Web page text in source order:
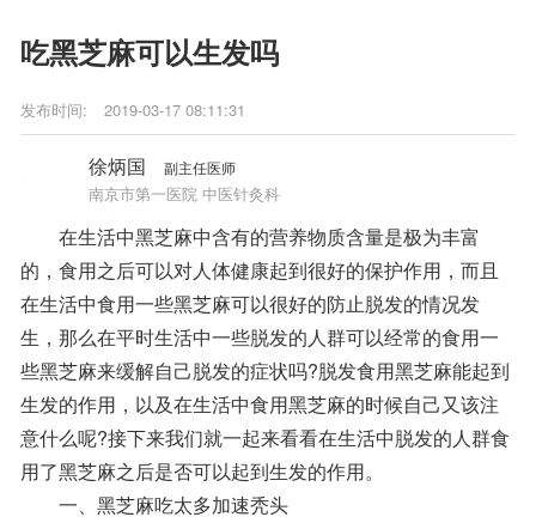
吃黑芝麻可以生发吗
发布时间: 2019-03-17 08:11:31
徐炳国 副主任医师
南京市第一医院 中医针灸科
在生活中黑芝麻中含有的营养物质含量是极为丰富
的，食用之后可以对人体健康起到很好的保护作用，而且
在生活中食用一些黑芝麻可以很好的防止脱发的情况发
生，那么在平时生活中一些脱发的人群可以经常的食用一
些黑芝麻来缓解自己脱发的症状吗?脱发食用黑芝麻能起到
生发的作用，以及在生活中食用黑芝麻的时候自己又该注
意什么呢?接下来我们就一起来看看在生活中脱发的人群食
用了黑芝麻之后是否可以起到生发的作用。
一、黑芝麻吃太多加速秃头